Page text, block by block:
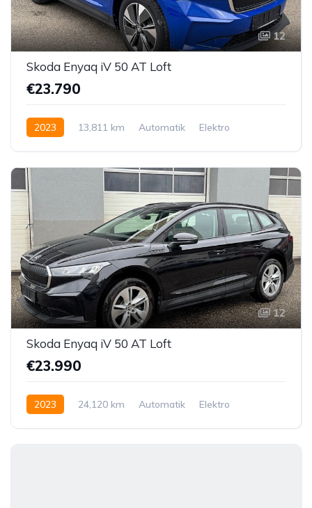
12
Skoda Enyaq iV 50 AT Loft
€23.790
2023 13,811 km Automatik
Elektro
12
Skoda Enyaq iV 50 AT Loft
€23.990
2023 24,120 km Automatik
Elektro